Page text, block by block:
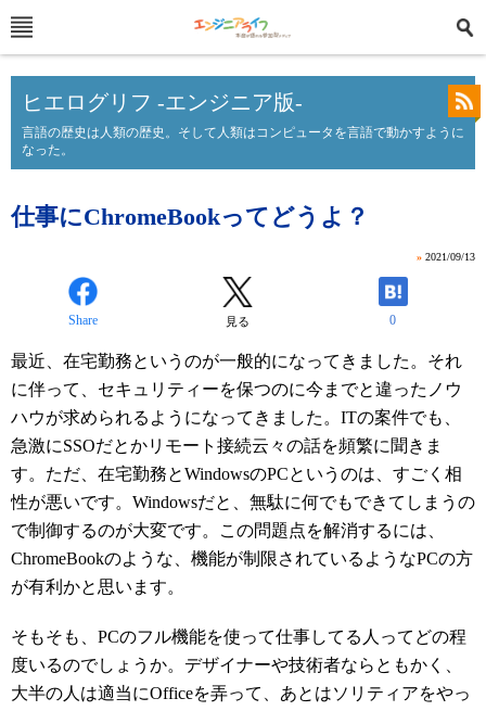
ヒエログリフ -エンジニア版-
言語の歴史は人類の歴史。そして人類はコンピュータを言語で動かすように
なった。
仕事にChromeBookってどうよ？
» 2021/09/13
Share 見る 0
最近、在宅勤務というのが一般的になってきました。それ
に伴って、セキュリティーを保つのに今までと違ったノウ
ハウが求められるようになってきました。ITの案件でも、
急激にSSOだとかリモート接続云々の話を頻繁に聞きま
す。ただ、在宅勤務とWindowsのPCというのは、すごく相
性が悪いです。Windowsだと、無駄に何でもできてしまうの
で制御するのが大変です。この問題点を解消するには、
ChromeBookのような、機能が制限されているようなPCの方
が有利かと思います。
そもそも、PCのフル機能を使って仕事してる人ってどの程
度いるのでしょうか。デザイナーや技術者ならともかく、
大半の人は適当にOfficeを弄って、あとはソリティアをやっ